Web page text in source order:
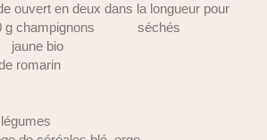
ouvert en deux dans la longueur pour
g champignons séchés
bio
de romarin